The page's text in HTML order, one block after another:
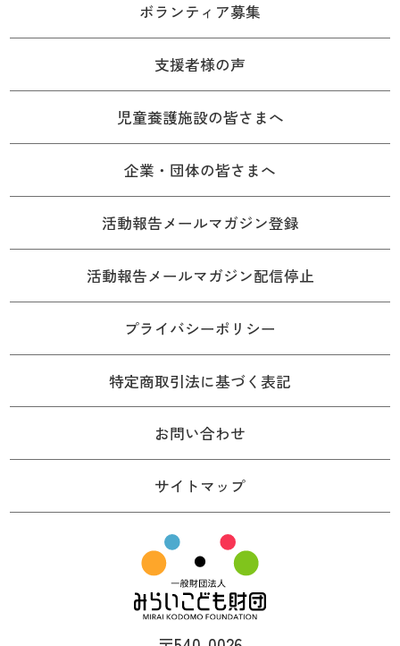
ボランティア募集
支援者様の声
児童養護施設の皆さまへ
企業・団体の皆さまへ
活動報告メールマガジン登録
活動報告メールマガジン配信停止
プライバシーポリシー
特定商取引法に基づく表記
お問い合わせ
サイトマップ